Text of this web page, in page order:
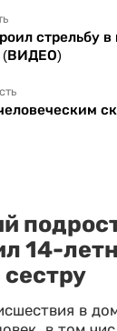
стрельбу
(ВИДЕО)
14-
в